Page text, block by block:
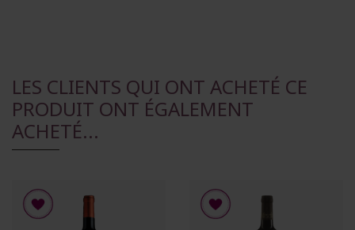
LES CLIENTS QUI ONT ACHETÉ CE
PRODUIT ONT ÉGALEMENT
ACHETÉ...